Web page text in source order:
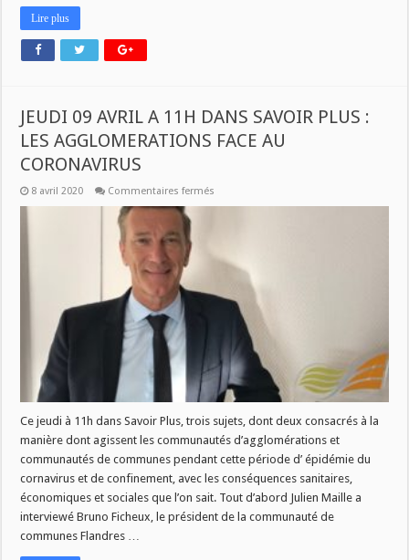
Lire plus
JEUDI 09 AVRIL A 11H DANS SAVOIR PLUS :
LES AGGLOMERATIONS FACE AU
CORONAVIRUS
8 avril 2020 Commentaires fermés
DANS
SAVOIR
:
AGGLOMERATIONS
CORONAVIRUS
Ce jeudi à 11h dans Savoir Plus, trois sujets, dont deux consacrés à la
manière dont agissent les communautés d’agglomérations et
communautés de communes pendant cette période d’ épidémie du
cornavirus et de confinement, avec les conséquences sanitaires,
économiques et sociales que l’on sait. Tout d’abord Julien Maille a
interviewé Bruno Ficheux, le président de la communauté de
communes Flandres …